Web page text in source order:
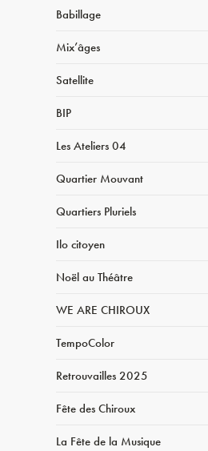
Babillage
Mix’âges
Satellite
BIP
Les Ateliers 04
Quartier Mouvant
Quartiers Pluriels
Ilo citoyen
Noël au Théâtre
WE ARE CHIROUX
TempoColor
Retrouvailles 2025
Fête des Chiroux
La Fête de la Musique